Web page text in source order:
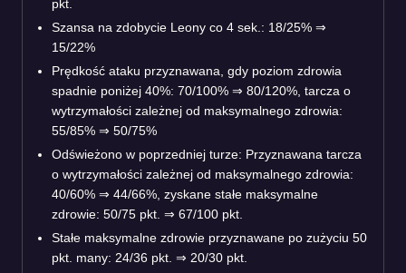
pkt.
Szansa na zdobycie Leony co 4 sek.: 18/25% ⇒
15/22%
Prędkość ataku przyznawana, gdy poziom zdrowia
spadnie poniżej 40%: 70/100% ⇒ 80/120%, tarcza o
wytrzymałości zależnej od maksymalnego zdrowia:
55/85% ⇒ 50/75%
Odświeżono w poprzedniej turze: Przyznawana tarcza
o wytrzymałości zależnej od maksymalnego zdrowia:
40/60% ⇒ 44/66%, zyskane stałe maksymalne
zdrowie: 50/75 pkt. ⇒ 67/100 pkt.
Stałe maksymalne zdrowie przyznawane po zużyciu 50
pkt. many: 24/36 pkt. ⇒ 20/30 pkt.